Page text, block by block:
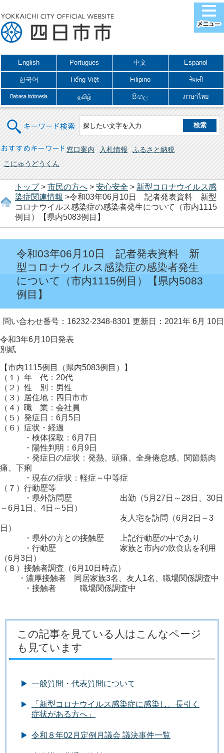
English Portugues 中文 Espanol
한국어 Tiếng Việt Filipino नेपाली
Bahasa Indonesia தமிழ் සිංහල ภาษาไทย
キーワード検索
おすすめキーワード 窓口案内 入札情報
ふるさと納税
こにゅうどうくん
トップ> 市民の方へ > 安心安全 > 新型コロナウイルス感
染症関連情報 >令和03年06月10日 記者発表資料 新型
コロナウイルス感染症の感染者発生について（市内1115
例目）【県内5083例目】
令和03年06月10日 記者発表資料 新
型コロナウイルス感染症の感染者発生
について（市内1115例目）【県内5083
例目】
問い合わせ番号：16232-2348-8301 更新日：2021年 6月 10日
令和3年6月10日発表
別紙
【市内1115例目（県内5083例目）】
（１）年 代：20代
（２）性 別：男性
（３）居住地：四日市市
（４）職 業：会社員
（５）発症日：6月5日
（６）症状・経過
・検体採取：6月7日
・陽性判明：6月9日
・発症日の症状：発熱、頭痛、全身倦怠感、関節筋肉
痛、下痢
・現在の症状：軽症～中等症
（７）行動歴等
・県外訪問歴 出勤（5月27日～28日、30日
～6月1日、4日～5日）
友人宅を訪問（6月2日～3
日）
・県外の方との接触歴 上記行動歴の中であり
・行動歴 家族と市内の飲食店を利用
（6月3日）
（８）接触者調査（6月10日時点）
・濃厚接触者 同居家族3名、友人1名、職場関係調査中
・接触者 職場関係調査中
この記事を見ている人はこんなページ
も見ています
一般質問・代表質問について
「新型コロナウイルス感染症に感染し、長引く
症状がある方へ」
令和８年02月定例月議会 議決事件一覧